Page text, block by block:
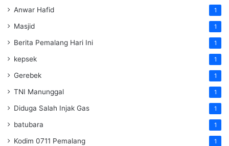
Anwar Hafid 1
Masjid 1
Berita Pemalang Hari Ini 1
kepsek 1
Gerebek 1
TNI Manunggal 1
Diduga Salah Injak Gas 1
batubara 1
Kodim 0711 Pemalang 1